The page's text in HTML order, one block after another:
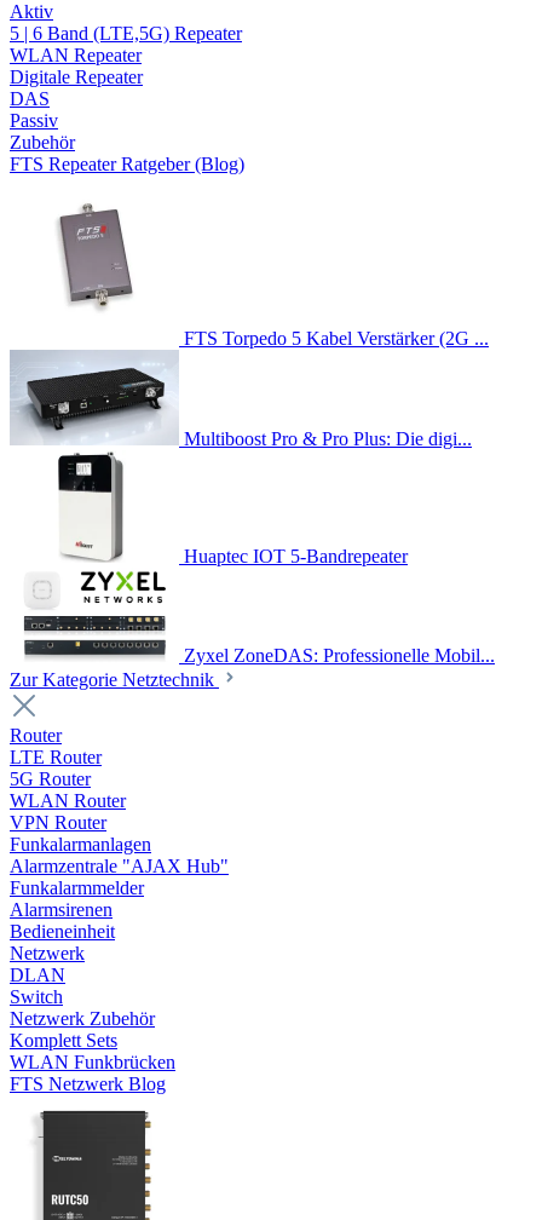
Aktiv
5 | 6 Band (LTE,5G) Repeater
WLAN Repeater
Digitale Repeater
DAS
Passiv
Zubehör
FTS Repeater Ratgeber (Blog)
FTS Torpedo 5 Kabel Verstärker (2G ...
Multiboost Pro & Pro Plus: Die digi...
Huaptec IOT 5-Bandrepeater
Zyxel ZoneDAS: Professionelle Mobil...
Zur Kategorie Netztechnik
Router
LTE Router
5G Router
WLAN Router
VPN Router
Funkalarmanlagen
Alarmzentrale "AJAX Hub"
Funkalarmmelder
Alarmsirenen
Bedieneinheit
Netzwerk
DLAN
Switch
Netzwerk Zubehör
Komplett Sets
WLAN Funkbrücken
FTS Netzwerk Blog